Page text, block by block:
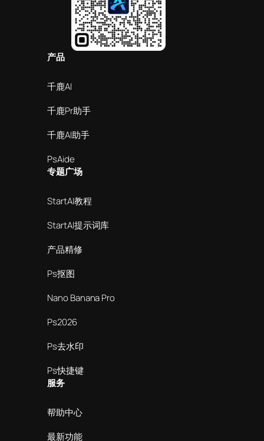
产品
千鹿AI
千鹿Pr助手
千鹿AI助手
PsAide
专题广场
StartAI教程
StartAI提示词库
产品精修
Ps抠图
Nano Banana Pro
Ps2026
Ps去水印
Ps快捷键
服务
帮助中心
最新功能